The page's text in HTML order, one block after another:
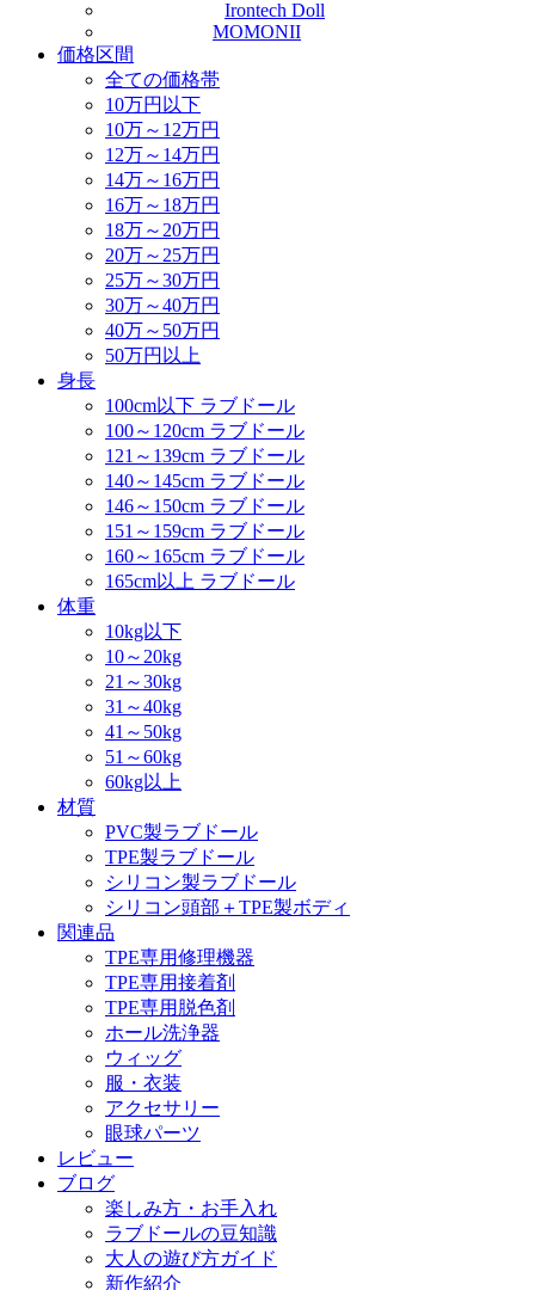
Irontech Doll
MOMONII
価格区間
全ての価格帯
10万円以下
10万～12万円
12万～14万円
14万～16万円
16万～18万円
18万～20万円
20万～25万円
25万～30万円
30万～40万円
40万～50万円
50万円以上
身長
100cm以下 ラブドール
100～120cm ラブドール
121～139cm ラブドール
140～145cm ラブドール
146～150cm ラブドール
151～159cm ラブドール
160～165cm ラブドール
165cm以上 ラブドール
体重
10kg以下
10～20kg
21～30kg
31～40kg
41～50kg
51～60kg
60kg以上
材質
PVC製ラブドール
TPE製ラブドール
シリコン製ラブドール
シリコン頭部＋TPE製ボディ
関連品
TPE専用修理機器
TPE専用接着剤
TPE専用脱色剤
ホール洗浄器
ウィッグ
服・衣装
アクセサリー
眼球パーツ
レビュー
ブログ
楽しみ方・お手入れ
ラブドールの豆知識
大人の遊び方ガイド
新作紹介